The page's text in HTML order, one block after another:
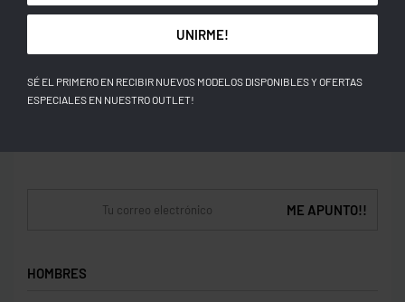
Whatsapp En Vivo:(506) 6241 – 4863
HOMBRES
EN TU PRIMERA COMPRA
UNIRME!
SÉ EL PRIMERO EN RECIBIR NUEVOS MODELOS DISPONIBLES Y OFERTAS
ESPECIALES EN NUESTRO OUTLET!